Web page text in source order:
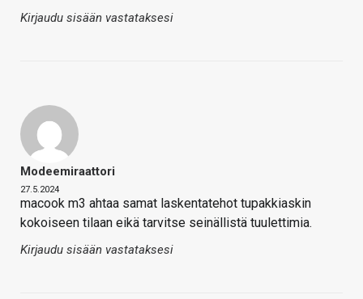
Kirjaudu sisään vastataksesi
Modeemiraattori
27.5.2024
macook m3 ahtaa samat laskentatehot tupakkiaskin
kokoiseen tilaan eikä tarvitse seinällistä tuulettimia.
Kirjaudu sisään vastataksesi